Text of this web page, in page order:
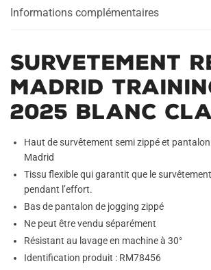
Clair
Informations complémentaires
Survetement
Madrid
2025 Blanc
Haut de survêtement semi zippé et pantalon
Madrid
Tissu flexible qui garantit que le
pendant l’effort.
Bas de pantalon de jogging zippé
Ne peut être vendu séparément
Résistant au lavage en machine à 30°
Identification produit : RM78456